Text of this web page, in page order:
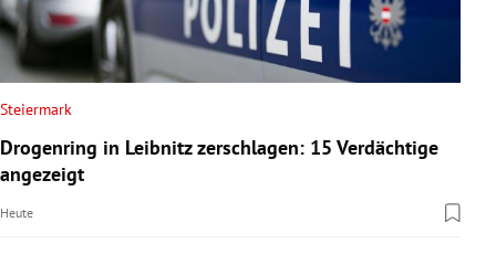
Untermenü
Untermenü
Untermenü
Steiermark
Drogenring in Leibnitz zerschlagen: 15 Verdächtige
angezeigt
Heute